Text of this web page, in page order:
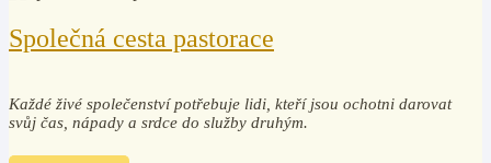
Společná cesta pastorace
Každé živé společenství potřebuje lidi, kteří jsou ochotni darovat
svůj čas, nápady a srdce do služby druhým.